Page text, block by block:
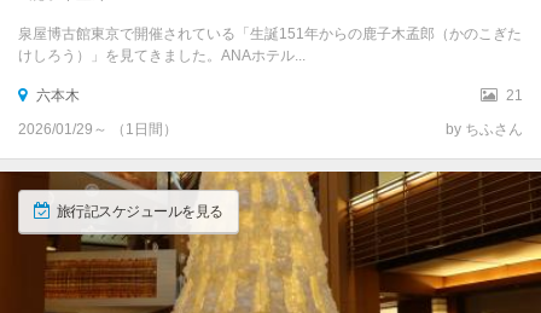
泉屋博古館東京で開催されている「生誕151年からの鹿子木孟郎（かのこぎた
けしろう）」を見てきました。ANAホテル...
六本木
21
2026/01/29～ （1日間）
by ちふさん
旅行記スケジュールを見る